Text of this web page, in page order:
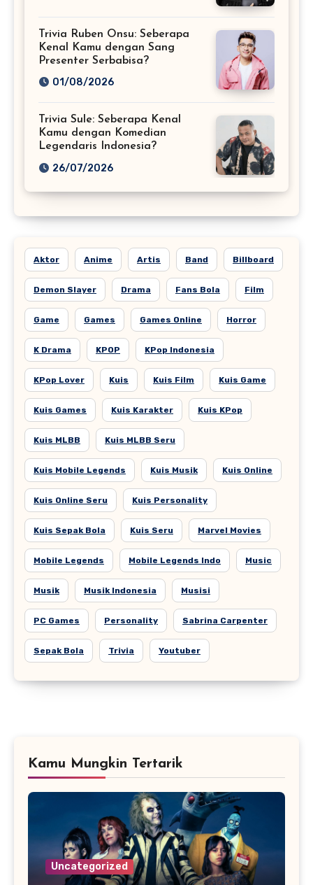
Trivia Ruben Onsu: Seberapa
Kenal Kamu dengan Sang
Presenter Serbabisa?
01/08/2026
Trivia Sule: Seberapa Kenal
Kamu dengan Komedian
Legendaris Indonesia?
26/07/2026
Aktor Anime Artis Band Billboard
Demon Slayer Drama Fans Bola Film
Game Games Games Online Horror
K Drama KPOP KPop Indonesia
KPop Lover Kuis Kuis Film Kuis Game
Kuis Games Kuis Karakter Kuis KPop
Kuis MLBB Kuis MLBB Seru
Kuis Mobile Legends Kuis Musik Kuis Online
Kuis Online Seru Kuis Personality
Kuis Sepak Bola Kuis Seru Marvel Movies
Mobile Legends Mobile Legends Indo Music
Musik Musik Indonesia Musisi
PC Games Personality Sabrina Carpenter
Sepak Bola Trivia Youtuber
Kamu Mungkin Tertarik
Uncategorized